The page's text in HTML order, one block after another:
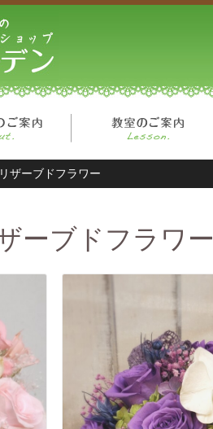
ショップのご案内
ザーブドフラワー
ーブドフラワー